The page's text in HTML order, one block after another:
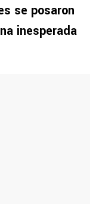
se posaron
inesperada